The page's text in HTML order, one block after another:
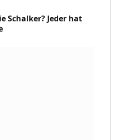
Schalker? Jeder hat